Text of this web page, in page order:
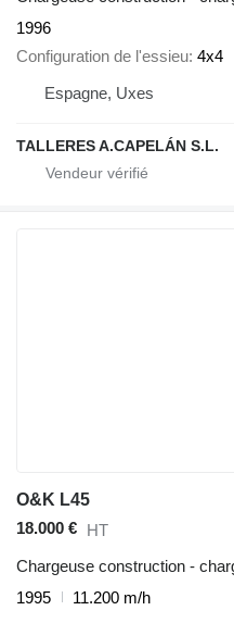
1996
Configuration de l'essieu 4x4
Espagne, Uxes
TALLERES A.CAPELÁN S.L.
O&K L45
18.000 € HT
Chargeuse construction -
1995
11.200 m/h